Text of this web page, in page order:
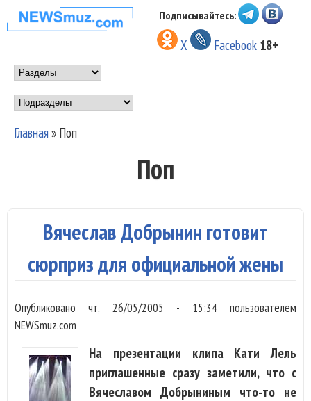
Перейти к основному
содержанию
НОВОСТИ
МУЗЫКИ И
ШОУ БИЗНЕСА
NEWSMUZ.COM
Подписывайтесь:
X Facebook 18+
Main menu
Подразделы
Главная» Поп
Поп
Вячеслав Добрынин готовит
сюрприз для официальной жены
Опубликованочт, 26/05/2005 - 15:34пользователем
NEWSmuz.com
На презентации клипа Кати Лель
приглашенные сразу заметили, что с
Вячеславом Добрыниным что-то не